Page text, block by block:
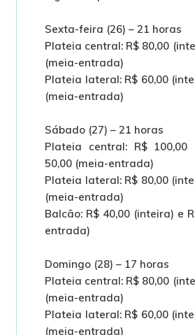
Sexta-feira (26) – 21 horas
Plateia central: R$ 80,00
(meia-entrada)
Plateia lateral: R$ 60,00
(meia-entrada)
Sábado (27) – 21 horas
Plateia central: R$
50,00 (meia-entrada)
Plateia lateral: R$ 80,00
(meia-entrada)
Balcão: R$ 40,00 (inteira) e
entrada)
Domingo (28) – 17 horas
Plateia central: R$ 80,00
(meia-entrada)
Plateia lateral: R$ 60,00
(meia-entrada)